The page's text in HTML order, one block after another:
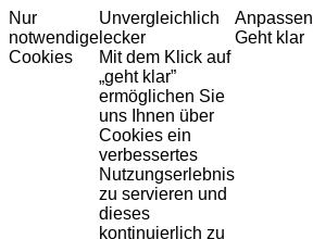
Nur
notwendige
Cookies
Unvergleichlich
lecker
Mit dem Klick auf
„geht klar”
ermöglichen Sie
uns Ihnen über
Cookies ein
verbessertes
Nutzungserlebnis
zu servieren und
dieses
kontinuierlich zu
Anpassen
Geht klar